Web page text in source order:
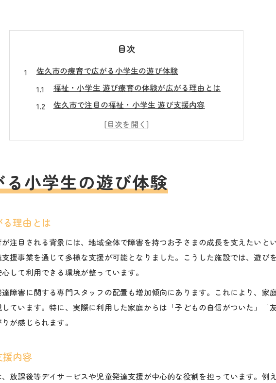
目次
佐久市の療育で広がる小学生の遊び体験
福祉・小学生 遊び療育の体験が広がる理由とは
佐久市で注目の福祉・小学生 遊び支援内容
小学生が楽しめる遊び療育の実践ポイント
福祉・小学生 遊び療育の体験談と保護者の声
福祉視点から見る小学生と遊びの関わり
福祉・小学生 遊び支援の大切な役割を考える
遊びを通じた福祉・小学生の成長支援について
福祉・小学生 遊びが家庭と地域をつなぐ力
遊び中心の療育が届ける成長のヒント
福祉・小学生 遊び療育が成長に導く理由
遊び中心の福祉・小学生 療育プログラムの特徴
福祉・小学生 遊び療育で身につく力とは
小学生の成長に寄り添う佐久市療育の魅力
小学生の遊び体験
理由とは
注目される背景には、地域全体で障害を持つお子さまの成長を支えたいと
援事業を通じて多様な支援が可能となりました。こうした施設では、遊び
して利用できる環境が整っています。
障害に関する専門スタッフの配置も増加傾向にあります。これにより、家
ています。特に、実際に利用した家庭からは「子どもの自信がついた」「
が感じられます。
内容
放課後等デイサービスや児童発達支援が中心的な役割を担っています。例